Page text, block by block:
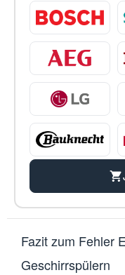
Fazit zum Fehler
Geschirrspülern